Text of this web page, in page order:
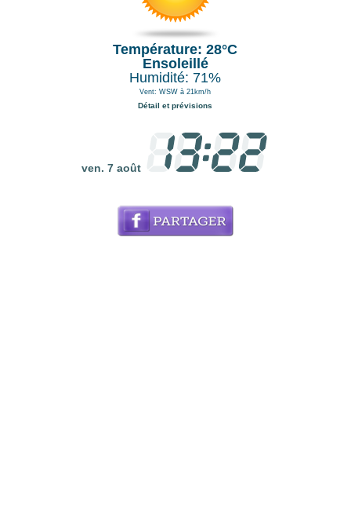
Température: 28°C
Ensoleillé
Humidité: 71%
Vent: WSW à 21km/h
Détail et prévisions
ven. 7 août